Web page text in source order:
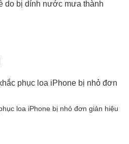
do bị dính nước mưa thành
loa iPhone bị nhỏ đơn giản hiệu